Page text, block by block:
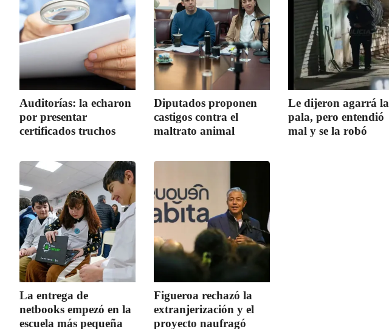
Auditorías: la echaron
por presentar
certificados truchos
Diputados proponen
castigos contra el
maltrato animal
Le dijeron agarrá la
pala, pero entendió
mal y se la robó
La entrega de
netbooks empezó en la
escuela más pequeña
Figueroa rechazó la
extranjerización y el
proyecto naufragó